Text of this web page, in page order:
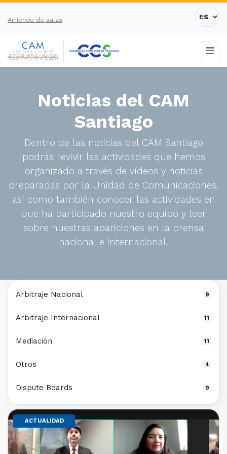
Arriendo de salas
Noticias del CAM
Santiago
Dentro de las noticias del CAM Santiago
podrás revivir las actividades que hemos
organizado a través de vídeos y noticias
preparadas por la Unidad de Comunicaciones,
así como también conocer las actividades en
que ha participado nuestro equipo y leer
sobre nuestras apariciones en la prensa
nacional e internacional.
ACTUALIDAD
Arbitraje Nacional 9
Arbitraje Internacional 11
Mediación 11
Otros 4
Dispute Boards 9